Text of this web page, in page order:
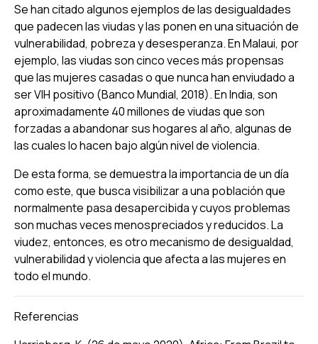
Se han citado algunos ejemplos de las desigualdades
que padecen las viudas y las ponen en una situación de
vulnerabilidad, pobreza y desesperanza. En Malaui, por
ejemplo, las viudas son cinco veces más propensas
que las mujeres casadas o que nunca han enviudado a
ser VIH positivo (Banco Mundial, 2018). En India, son
aproximadamente 40 millones de viudas que son
forzadas a abandonar sus hogares al año, algunas de
las cuales lo hacen bajo algún nivel de violencia.
De esta forma, se demuestra la importancia de un día
como este, que busca visibilizar a una población que
normalmente pasa desapercibida y cuyos problemas
son muchas veces menospreciados y reducidos. La
viudez, entonces, es otro mecanismo de desigualdad,
vulnerabilidad y violencia que afecta a las mujeres en
todo el mundo.
Referencias